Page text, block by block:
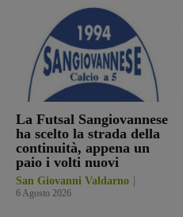
La Futsal Sangiovannese
ha scelto la strada della
continuità, appena un
paio i volti nuovi
San Giovanni Valdarno
6 Agosto 2026